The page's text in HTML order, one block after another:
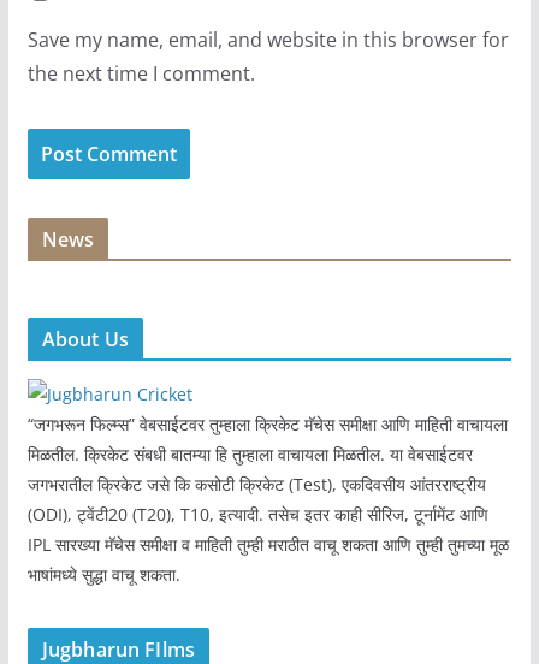
Save my name, email, and website in this browser for
the next time I comment.
News
About Us
“जगभरून फिल्म्स” वेबसाईटवर तुम्हाला क्रिकेट मॅचेस समीक्षा आणि माहिती वाचायला
मिळतील. क्रिकेट संबधी बातम्या हि तुम्हाला वाचायला मिळतील. या वेबसाईटवर
जगभरातील क्रिकेट जसे कि कसोटी क्रिकेट (Test), एकदिवसीय आंतरराष्ट्रीय
(ODI), ट्वेंटी20 (T20), T10, इत्यादी. तसेच इतर काही सीरिज, टूर्नामेंट आणि
IPL सारख्या मॅचेस समीक्षा व माहिती तुम्ही मराठीत वाचू शकता आणि तुम्ही तुमच्या मूळ
भाषांमध्ये सुद्धा वाचू शकता.
Jugbharun FIlms